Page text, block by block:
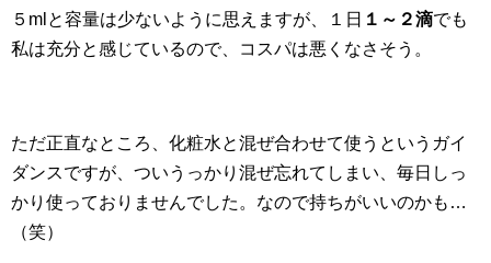
５mlと容量は少ないように思えますが、１日 １～２滴でも
私は充分と感じているので、コスパは悪くなさそう。
ただ正直なところ、化粧水と混ぜ合わせて使うというガイ
ダンスですが、ついうっかり混ぜ忘れてしまい、毎日しっ
かり使っておりませんでした。なので持ちがいいのかも…
（笑）